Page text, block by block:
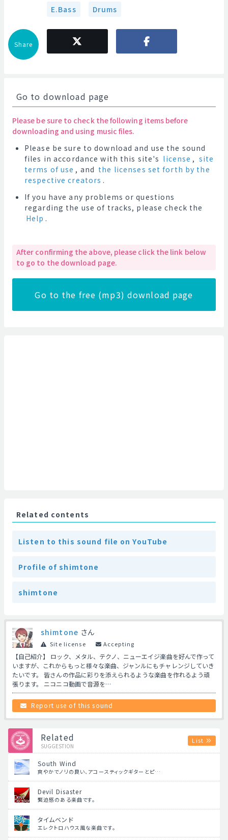
E.Bass Drums
Share
Go to download page
Please be sure to check the following items before
downloading and using music files.
Please be sure to download and use the sound
files in accordance with this site's license , site
terms of use , and the licenses set forth by the
respective creators .
If you have any problems or questions
regarding the use of tracks, please check the
Help .
After confirming the above, please click the link below
to go to the download page.
Go to the free (mp3) download page
Related contents
Listen to this sound file on YouTube
Profile of shimtone
shimtone
shimtone さん
Site license Accepting
【自己紹介】 ロック、メタル、テクノ、ニューエイジ楽曲を好んで作って
いますが、これからもっと様々な楽曲、ジャンルにもチャレンジしていき
たいです。 皆さんの作品に彩りを添えられるような楽曲を作れるよう頑
張ります。 ニコニコ動画で音源を…
Report use of this sound
Related
SUGGESTION
List
South Wind
爽やかでノリの良い、アコースティックギターとピ…
Devil Disaster
緊迫感のある楽曲です。
タイムベンド
エレクトロハウス風な楽曲です。